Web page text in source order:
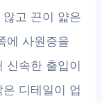
고 끈이 얇은
에 사원증을
신속한 출입이
디테일이 업